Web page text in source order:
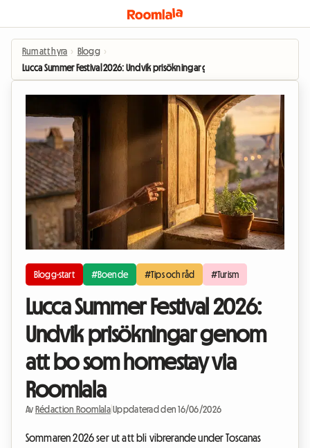
Rum att hyra › Blogg ›
Lucca Summer Festival 2026: Undvik prisökningar genom att bo som
Blogg-start #Boende #Tips och råd #Turism
Lucca Summer Festival 2026:
Undvik prisökningar genom
att bo som homestay via
Roomlala
Av Rédaction Roomlala|Uppdaterad den 16/06/2026
Sommaren 2026 ser ut att bli vibrerande under Toscanas